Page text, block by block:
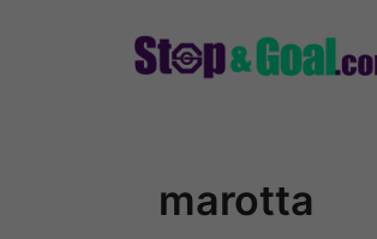
marotta